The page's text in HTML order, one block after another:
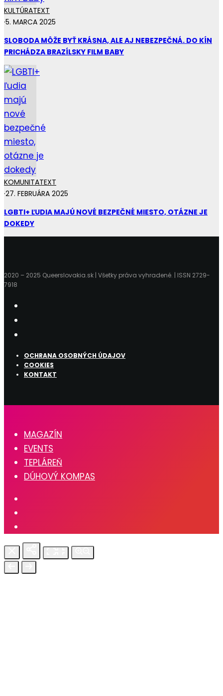
KULTÚRATEXT
·5. MARCA 2025
SLOBODA MÔŽE BYŤ KRÁSNA, ALE AJ NEBEZPEČNÁ. DO KÍN
PRICHÁDZA BRAZÍLSKY FILM BABY
KOMUNITATEXT
·27. FEBRUÁRA 2025
LGBTI+ ĽUDIA MAJÚ NOVÉ BEZPEČNÉ MIESTO, OTÁZNE JE
DOKEDY
2020 – 2025 Queerslovakia.sk | Všetky práva vyhradené. | ISSN 2729-
7918
OCHRANA OSOBNÝCH ÚDAJOV
COOKIES
KONTAKT
MAGAZÍN
EVENTS
TEPLÁREŇ
DÚHOVÝ KOMPAS